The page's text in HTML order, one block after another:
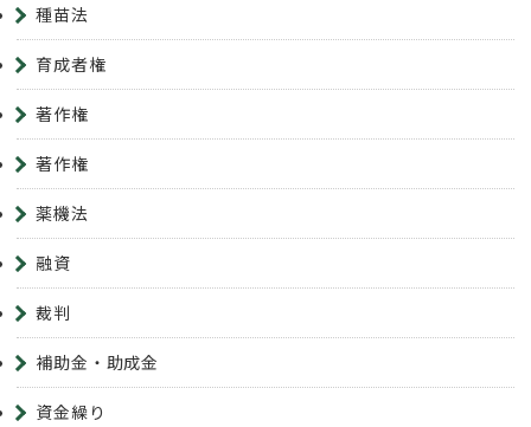
種苗法
育成者権
著作権
著作権
薬機法
融資
裁判
補助金・助成金
資金繰り